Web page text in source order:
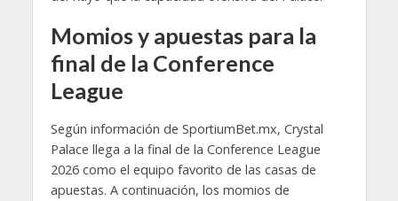
Momios y apuestas para la
final de la Conference
League
Según información de SportiumBet.mx, Crystal
Palace llega a la final de la Conference League
2026 como el equipo favorito de las casas de
apuestas. A continuación, los momios de